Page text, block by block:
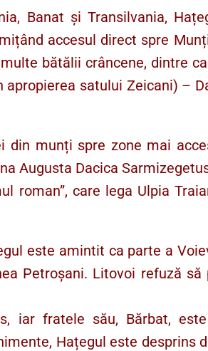
Banat și Transilvania,
accesul direct spre
bătălii crâncene, dintre
satului Zeicani) –
din munți spre zone mai
Augusta Dacica
roman”, care lega Ulpia
este amintit ca parte a
Petroșani. Litovoi refuză
iar fratele său, Bărbat,
Hațegul este desprins